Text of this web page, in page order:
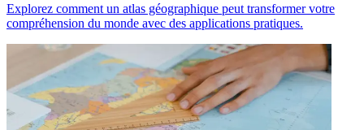
Explorez comment un atlas géographique peut transformer votre
compréhension du monde avec des applications pratiques.